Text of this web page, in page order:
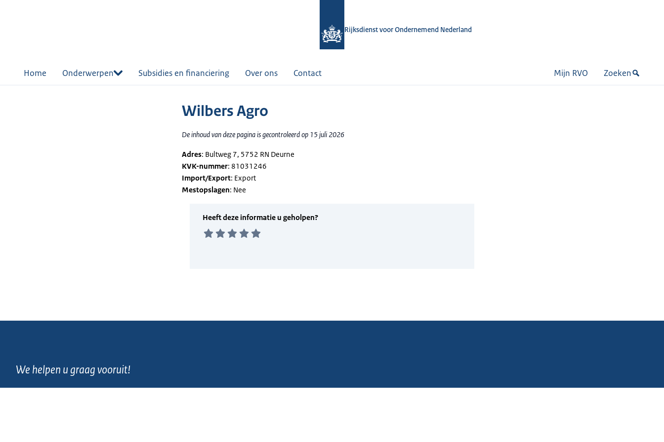
Rijksdienst voor Ondernemend Nederland
Home Onderwerpen Subsidies en financiering Over ons Contact Mijn RVO Zoeken
Wilbers Agro
De inhoud van deze pagina is gecontroleerd op 15 juli 2026
Adres: Bultweg 7, 5752 RN Deurne
KVK-nummer: 81031246
Import/Export: Export
Mestopslagen: Nee
We helpen u graag vooruit!